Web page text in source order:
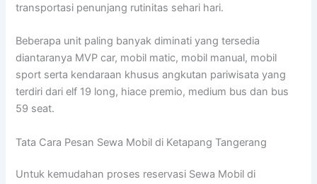
transportasi penunjang rutinitas sehari hari.
Beberapa unit paling banyak diminati yang tersedia
diantaranya MVP car, mobil matic, mobil manual, mobil
sport serta kendaraan khusus angkutan pariwisata yang
terdiri dari elf 19 long, hiace premio, medium bus dan bus
59 seat.
Tata Cara Pesan Sewa Mobil di Ketapang Tangerang
Untuk kemudahan proses reservasi Sewa Mobil di